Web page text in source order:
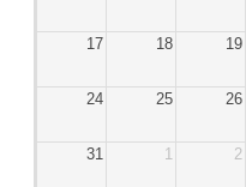
17 18 19
24 25 26
31 1 2